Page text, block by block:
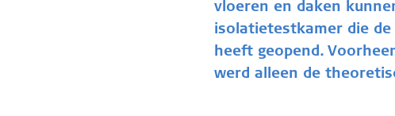
vloeren en daken
isolatietestkamer die de
heeft geopend.
werd alleen de